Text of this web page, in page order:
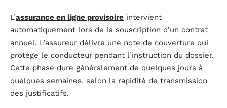
L’assurance en ligne provisoire intervient
automatiquement lors de la souscription d’un contrat
annuel. L’assureur délivre une note de couverture qui
protège le conducteur pendant l’instruction du dossier.
Cette phase dure généralement de quelques jours à
quelques semaines, selon la rapidité de transmission
des justificatifs.